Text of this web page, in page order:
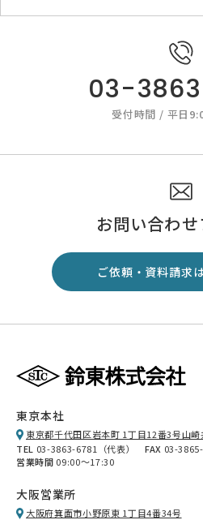
03-
受付時間 / 平日
お問い合わ
ご依頼・資料請求
東京本社
東京都千代田区岩本町 1丁目12番3号山崎
TEL 03-3863-6781（代表） FAX 03-
営業時間 09:00～17:30
大阪営業所
大阪府箕面市小野原東 1丁目4番34号